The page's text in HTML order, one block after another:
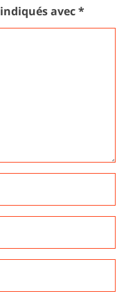
avec*